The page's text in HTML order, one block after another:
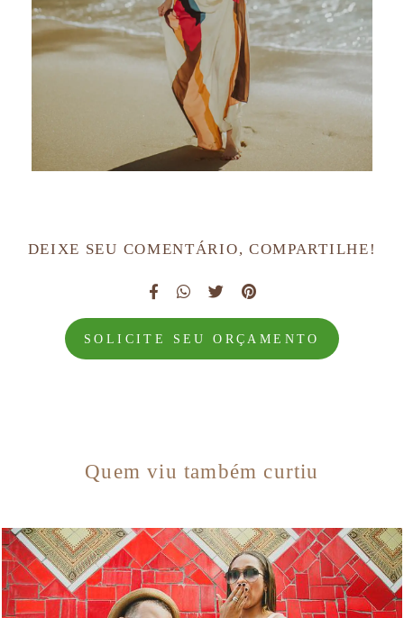
DEIXE SEU COMENTÁRIO, COMPARTILHE!
SOLICITE SEU ORÇAMENTO
Quem viu também curtiu